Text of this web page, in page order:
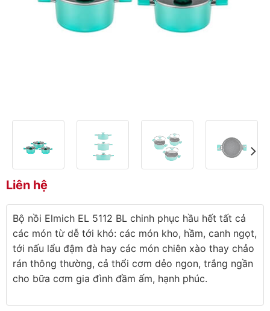
Liên hệ
Bộ nồi Elmich EL 5112 BL chinh phục hầu hết tất cả
các món từ dễ tới khó: các món kho, hầm, canh ngọt,
tới nấu lẩu đậm đà hay các món chiên xào thay chảo
rán thông thường, cả thổi cơm dẻo ngon, trắng ngần
cho bữa cơm gia đình đầm ấm, hạnh phúc.